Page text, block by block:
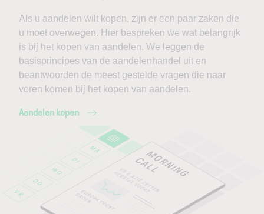
Als u aandelen wilt kopen, zijn er een paar zaken die
u moet overwegen. Hier bespreken we wat belangrijk
is bij het kopen van aandelen. We leggen de
basisprincipes van de aandelenhandel uit en
beantwoorden de meest gestelde vragen die naar
voren komen bij het kopen van aandelen.
Aandelen kopen